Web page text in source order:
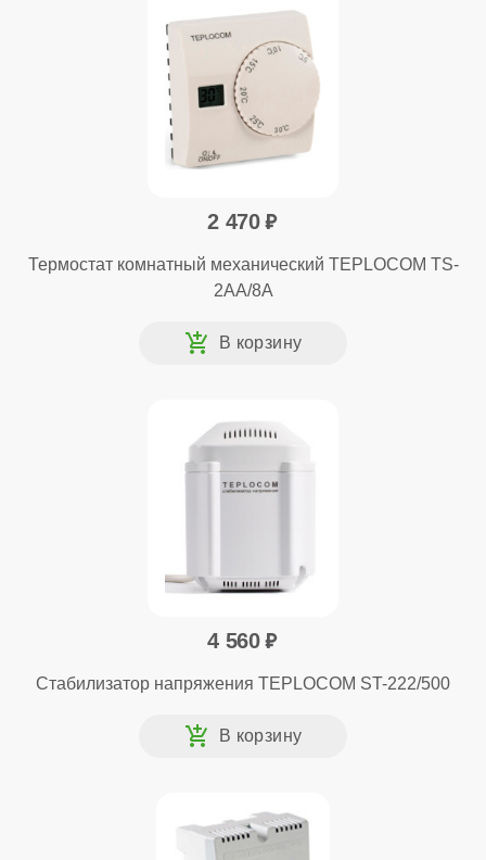
2 470
Термостат комнатный механический TEPLOCOM TS-
2AA/8A
4 560
Стабилизатор напряжения TEPLOCOM ST-222/500